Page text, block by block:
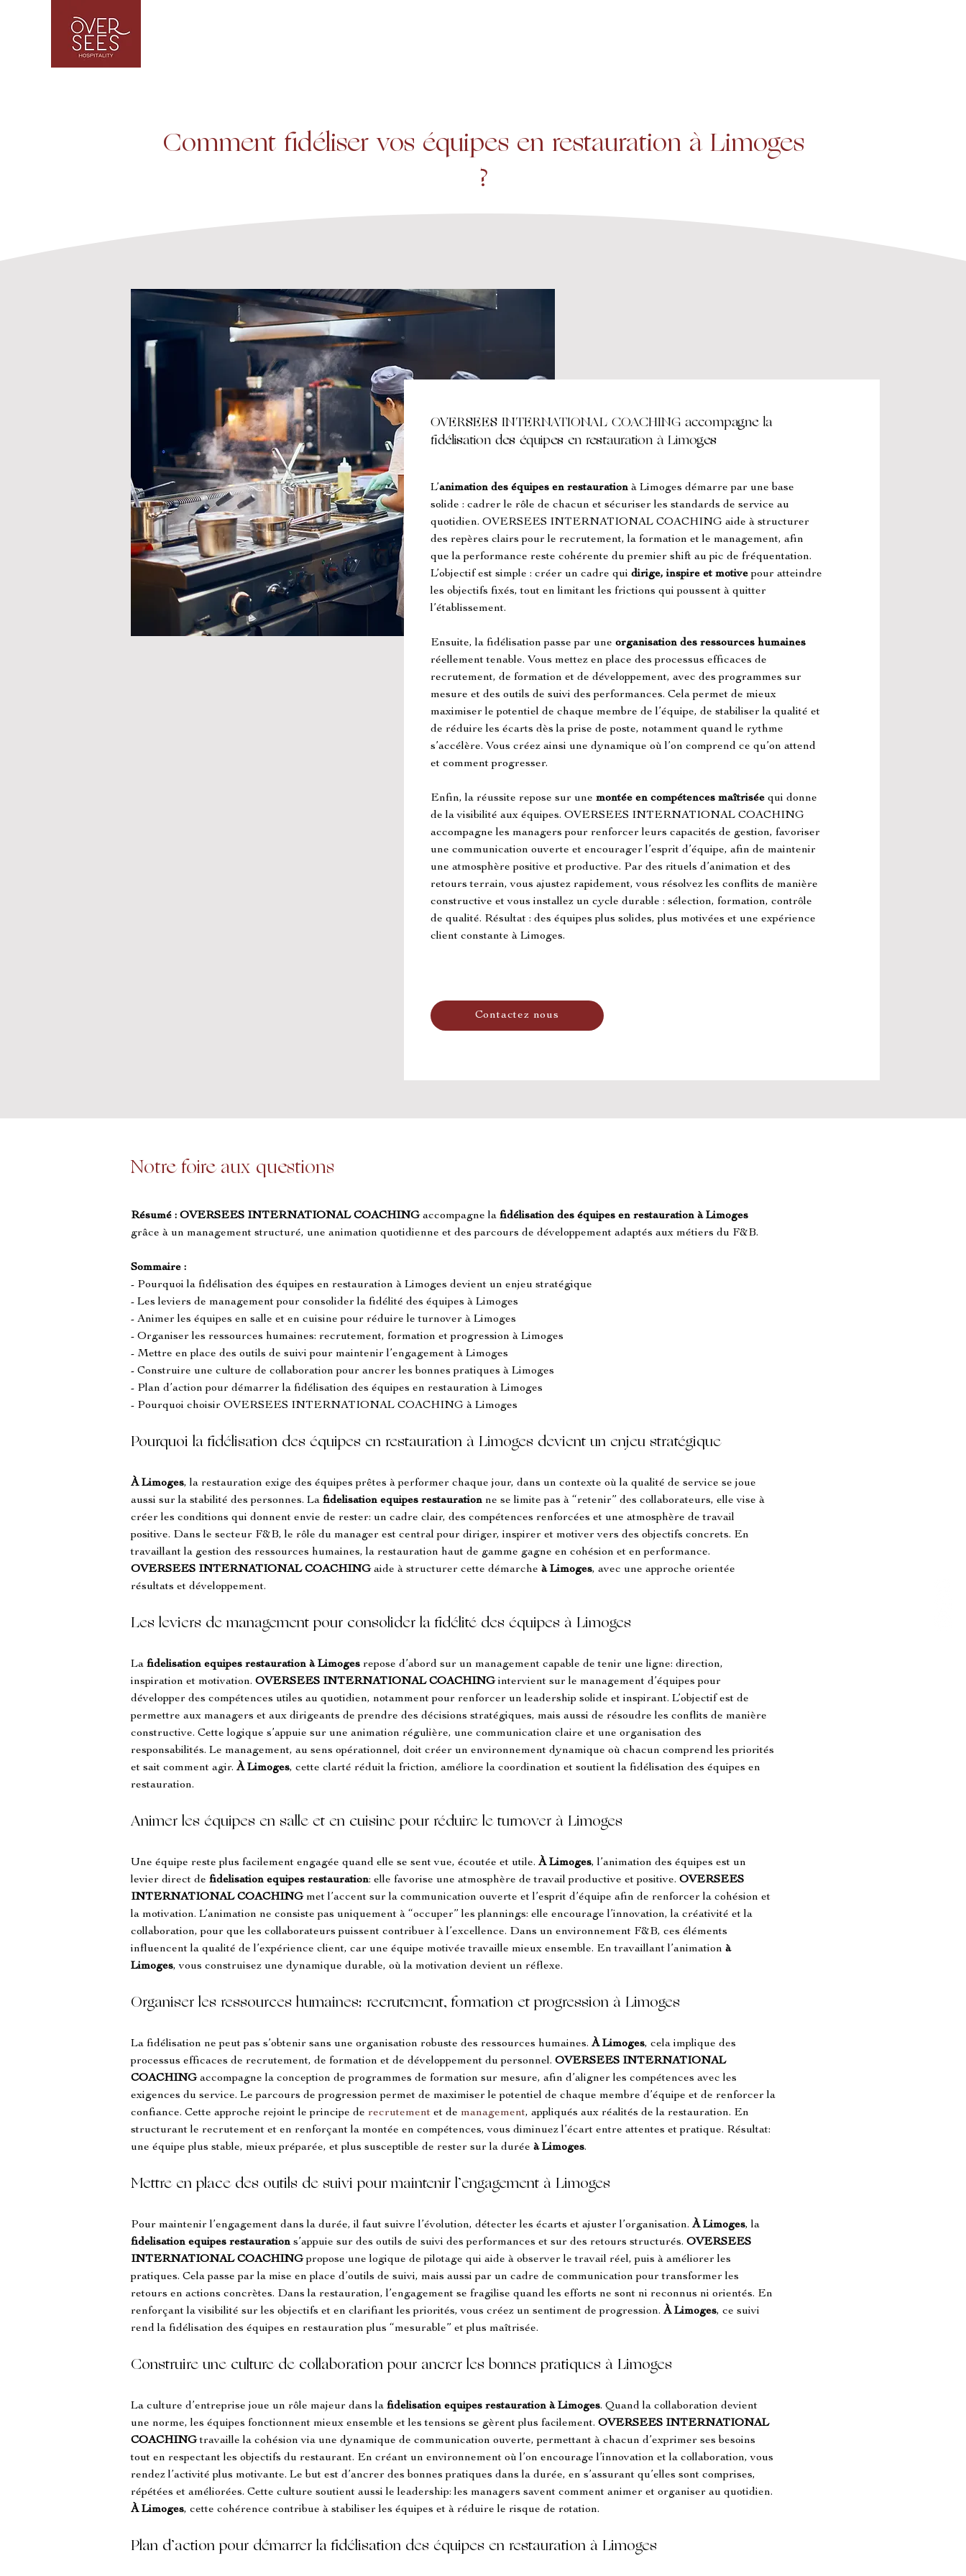
Comment fidéliser vos équipes en restauration à Limoges
?
OVERSEES INTERNATIONAL COACHING accompagne la
fidélisation des équipes en restauration à Limoges
L’animation des équipes en restauration à Limoges démarre par une base
solide : cadrer le rôle de chacun et sécuriser les standards de service au
quotidien. OVERSEES INTERNATIONAL COACHING aide à structurer
des repères clairs pour le recrutement, la formation et le management, afin
que la performance reste cohérente du premier shift au pic de fréquentation.
L’objectif est simple : créer un cadre qui dirige, inspire et motive pour atteindre
les objectifs fixés, tout en limitant les frictions qui poussent à quitter
l’établissement.
Ensuite, la fidélisation passe par une organisation des ressources humaines
réellement tenable. Vous mettez en place des processus efficaces de
recrutement, de formation et de développement, avec des programmes sur
mesure et des outils de suivi des performances. Cela permet de mieux
maximiser le potentiel de chaque membre de l’équipe, de stabiliser la qualité et
de réduire les écarts dès la prise de poste, notamment quand le rythme
s’accélère. Vous créez ainsi une dynamique où l’on comprend ce qu’on attend
et comment progresser.
Enfin, la réussite repose sur une montée en compétences maîtrisée qui donne
de la visibilité aux équipes. OVERSEES INTERNATIONAL COACHING
accompagne les managers pour renforcer leurs capacités de gestion, favoriser
une communication ouverte et encourager l’esprit d’équipe, afin de maintenir
une atmosphère positive et productive. Par des rituels d’animation et des
retours terrain, vous ajustez rapidement, vous résolvez les conflits de manière
constructive et vous installez un cycle durable : sélection, formation, contrôle
de qualité. Résultat : des équipes plus solides, plus motivées et une expérience
client constante à Limoges.
Contactez nous
Notre foire aux questions
Résumé : OVERSEES INTERNATIONAL COACHING accompagne la fidélisation des équipes en restauration à Limoges
grâce à un management structuré, une animation quotidienne et des parcours de développement adaptés aux métiers du F&B.
Sommaire :
- Pourquoi la fidélisation des équipes en restauration à Limoges devient un enjeu stratégique
- Les leviers de management pour consolider la fidélité des équipes à Limoges
- Animer les équipes en salle et en cuisine pour réduire le turnover à Limoges
- Organiser les ressources humaines: recrutement, formation et progression à Limoges
- Mettre en place des outils de suivi pour maintenir l’engagement à Limoges
- Construire une culture de collaboration pour ancrer les bonnes pratiques à Limoges
- Plan d’action pour démarrer la fidélisation des équipes en restauration à Limoges
- Pourquoi choisir OVERSEES INTERNATIONAL COACHING à Limoges
Pourquoi la fidélisation des équipes en restauration à Limoges devient un enjeu stratégique
À Limoges, la restauration exige des équipes prêtes à performer chaque jour, dans un contexte où la qualité de service se joue
aussi sur la stabilité des personnes. La fidelisation equipes restauration ne se limite pas à “retenir” des collaborateurs, elle vise à
créer les conditions qui donnent envie de rester: un cadre clair, des compétences renforcées et une atmosphère de travail
positive. Dans le secteur F&B, le rôle du manager est central pour diriger, inspirer et motiver vers des objectifs concrets. En
travaillant la gestion des ressources humaines, la restauration haut de gamme gagne en cohésion et en performance.
OVERSEES INTERNATIONAL COACHING aide à structurer cette démarche à Limoges, avec une approche orientée
résultats et développement.
Les leviers de management pour consolider la fidélité des équipes à Limoges
La fidelisation equipes restauration à Limoges repose d’abord sur un management capable de tenir une ligne: direction,
inspiration et motivation. OVERSEES INTERNATIONAL COACHING intervient sur le management d’équipes pour
développer des compétences utiles au quotidien, notamment pour renforcer un leadership solide et inspirant. L’objectif est de
permettre aux managers et aux dirigeants de prendre des décisions stratégiques, mais aussi de résoudre les conflits de manière
constructive. Cette logique s’appuie sur une animation régulière, une communication claire et une organisation des
responsabilités. Le management, au sens opérationnel, doit créer un environnement dynamique où chacun comprend les priorités
et sait comment agir. À Limoges, cette clarté réduit la friction, améliore la coordination et soutient la fidélisation des équipes en
restauration.
Animer les équipes en salle et en cuisine pour réduire le turnover à Limoges
Une équipe reste plus facilement engagée quand elle se sent vue, écoutée et utile. À Limoges, l’animation des équipes est un
levier direct de fidelisation equipes restauration: elle favorise une atmosphère de travail productive et positive. OVERSEES
INTERNATIONAL COACHING met l’accent sur la communication ouverte et l’esprit d’équipe afin de renforcer la cohésion et
la motivation. L’animation ne consiste pas uniquement à “occuper” les plannings: elle encourage l’innovation, la créativité et la
collaboration, pour que les collaborateurs puissent contribuer à l’excellence. Dans un environnement F&B, ces éléments
influencent la qualité de l’expérience client, car une équipe motivée travaille mieux ensemble. En travaillant l’animation à
Limoges, vous construisez une dynamique durable, où la motivation devient un réflexe.
Organiser les ressources humaines: recrutement, formation et progression à Limoges
La fidélisation ne peut pas s’obtenir sans une organisation robuste des ressources humaines. À Limoges, cela implique des
processus efficaces de recrutement, de formation et de développement du personnel. OVERSEES INTERNATIONAL
COACHING accompagne la conception de programmes de formation sur mesure, afin d’aligner les compétences avec les
exigences du service. Le parcours de progression permet de maximiser le potentiel de chaque membre d’équipe et de renforcer la
confiance. Cette approche rejoint le principe de recrutement et de management, appliqués aux réalités de la restauration. En
structurant le recrutement et en renforçant la montée en compétences, vous diminuez l’écart entre attentes et pratique. Résultat:
une équipe plus stable, mieux préparée, et plus susceptible de rester sur la durée à Limoges.
Mettre en place des outils de suivi pour maintenir l’engagement à Limoges
Pour maintenir l’engagement dans la durée, il faut suivre l’évolution, détecter les écarts et ajuster l’organisation. À Limoges, la
fidelisation equipes restauration s’appuie sur des outils de suivi des performances et sur des retours structurés. OVERSEES
INTERNATIONAL COACHING propose une logique de pilotage qui aide à observer le travail réel, puis à améliorer les
pratiques. Cela passe par la mise en place d’outils de suivi, mais aussi par un cadre de communication pour transformer les
retours en actions concrètes. Dans la restauration, l’engagement se fragilise quand les efforts ne sont ni reconnus ni orientés. En
renforçant la visibilité sur les objectifs et en clarifiant les priorités, vous créez un sentiment de progression. À Limoges, ce suivi
rend la fidélisation des équipes en restauration plus “mesurable” et plus maîtrisée.
Construire une culture de collaboration pour ancrer les bonnes pratiques à Limoges
La culture d’entreprise joue un rôle majeur dans la fidelisation equipes restauration à Limoges. Quand la collaboration devient
une norme, les équipes fonctionnent mieux ensemble et les tensions se gèrent plus facilement. OVERSEES INTERNATIONAL
COACHING travaille la cohésion via une dynamique de communication ouverte, permettant à chacun d’exprimer ses besoins
tout en respectant les objectifs du restaurant. En créant un environnement où l’on encourage l’innovation et la collaboration, vous
rendez l’activité plus motivante. Le but est d’ancrer des bonnes pratiques dans la durée, en s’assurant qu’elles sont comprises,
répétées et améliorées. Cette culture soutient aussi le leadership: les managers savent comment animer et organiser au quotidien.
À Limoges, cette cohérence contribue à stabiliser les équipes et à réduire le risque de rotation.
Plan d’action pour démarrer la fidélisation des équipes en restauration à Limoges